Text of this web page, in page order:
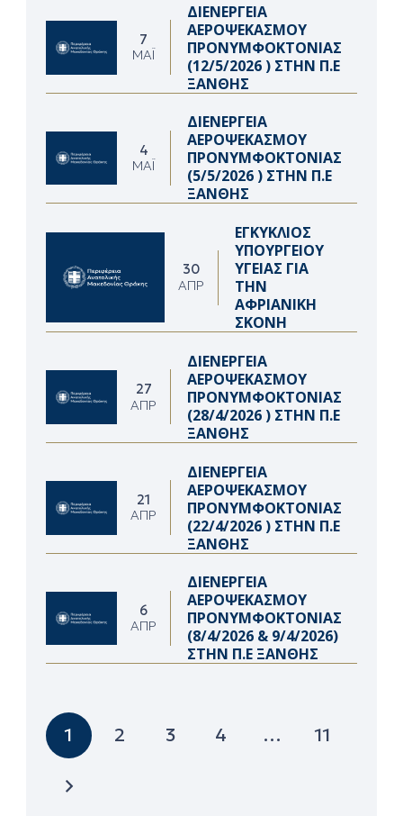
7
ΜΆΙ
ΔΙΕΝΕΡΓΕΙΑ
ΑΕΡΟΨΕΚΑΣΜΟΥ
ΠΡΟΝΥΜΦΟΚΤΟΝΙΑΣ
(12/5/2026 ) ΣΤΗΝ Π.Ε
ΞΑΝΘΗΣ
4
ΜΆΙ
ΔΙΕΝΕΡΓΕΙΑ
ΑΕΡΟΨΕΚΑΣΜΟΥ
ΠΡΟΝΥΜΦΟΚΤΟΝΙΑΣ
(5/5/2026 ) ΣΤΗΝ Π.Ε
ΞΑΝΘΗΣ
30
ΑΠΡ
ΕΓΚΥΚΛΙΟΣ
ΥΠΟΥΡΓΕΙΟΥ
ΥΓΕΙΑΣ ΓΙΑ
ΤΗΝ
ΑΦΡΙΑΝΙΚΗ
ΣΚΟΝΗ
27
ΑΠΡ
ΔΙΕΝΕΡΓΕΙΑ
ΑΕΡΟΨΕΚΑΣΜΟΥ
ΠΡΟΝΥΜΦΟΚΤΟΝΙΑΣ
(28/4/2026 ) ΣΤΗΝ Π.Ε
ΞΑΝΘΗΣ
21
ΑΠΡ
ΔΙΕΝΕΡΓΕΙΑ
ΑΕΡΟΨΕΚΑΣΜΟΥ
ΠΡΟΝΥΜΦΟΚΤΟΝΙΑΣ
(22/4/2026 ) ΣΤΗΝ Π.Ε
ΞΑΝΘΗΣ
6
ΑΠΡ
ΔΙΕΝΕΡΓΕΙΑ
ΑΕΡΟΨΕΚΑΣΜΟΥ
ΠΡΟΝΥΜΦΟΚΤΟΝΙΑΣ
(8/4/2026 & 9/4/2026)
ΣΤΗΝ Π.Ε ΞΑΝΘΗΣ
1 2 3 4 … 11